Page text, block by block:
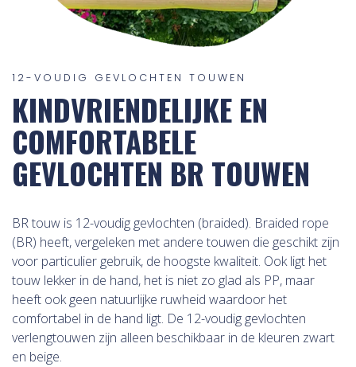
12-VOUDIG GEVLOCHTEN TOUWEN
KINDVRIENDELIJKE EN
COMFORTABELE
GEVLOCHTEN BR TOUWEN
BR touw is 12-voudig gevlochten (braided). Braided rope
(BR) heeft, vergeleken met andere touwen die geschikt zijn
voor particulier gebruik, de hoogste kwaliteit. Ook ligt het
touw lekker in de hand, het is niet zo glad als PP, maar
heeft ook geen natuurlijke ruwheid waardoor het
comfortabel in de hand ligt. De 12-voudig gevlochten
verlengtouwen zijn alleen beschikbaar in de kleuren zwart
en beige.